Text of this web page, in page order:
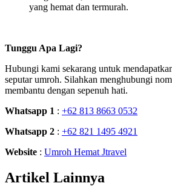
yang hemat dan termurah.
Tunggu Apa Lagi?
Hubungi kami sekarang untuk
seputar umroh. Silahkan menghubungi
membantu dengan sepenuh hati.
Whatsapp 1 : +62 813 8663 0532
Whatsapp 2 : +62 821 1495 4921
Website : Umroh Hemat Jtravel
Artikel Lainnya